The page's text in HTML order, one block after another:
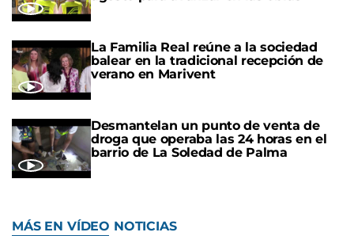
La Familia Real reúne a la sociedad
balear en la tradicional recepción de
verano en Marivent
Desmantelan un punto de venta de
droga que operaba las 24 horas en el
barrio de La Soledad de Palma
MÁS EN VÍDEO NOTICIAS